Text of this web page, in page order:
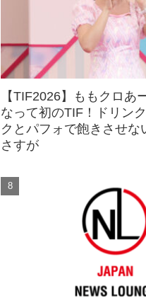
【TIF2026】ももクロあ
なって初のTIF！ドリン
クとパフォで飽きさせな
さすが